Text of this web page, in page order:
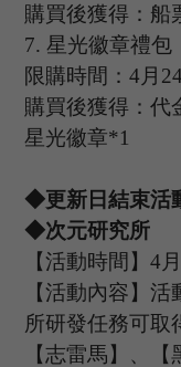
購買後獲得：船
7. 星光徽章禮包
限購時間：4 月 24
購買後獲得：代
星光徽章*1
◆更新日結束活
◆次元研究所
【活動時間】4 月
【活動內容】
所研發任務可取
【志雷馬】、